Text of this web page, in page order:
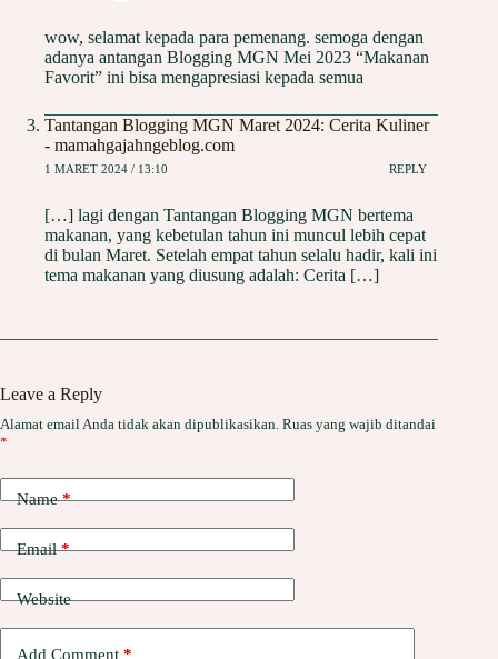
wow, selamat kepada para pemenang. semoga dengan
adanya antangan Blogging MGN Mei 2023 “Makanan
Favorit” ini bisa mengapresiasi kepada semua
Tantangan Blogging MGN Maret 2024: Cerita Kuliner
- mamahgajahngeblog.com
1 MARET 2024 / 13:10 REPLY
[…] lagi dengan Tantangan Blogging MGN bertema
makanan, yang kebetulan tahun ini muncul lebih cepat
di bulan Maret. Setelah empat tahun selalu hadir, kali ini
tema makanan yang diusung adalah: Cerita […]
Leave a Reply
Alamat email Anda tidak akan dipublikasikan. Ruas yang wajib ditandai
*
Name*
Email*
Website
Add Comment *